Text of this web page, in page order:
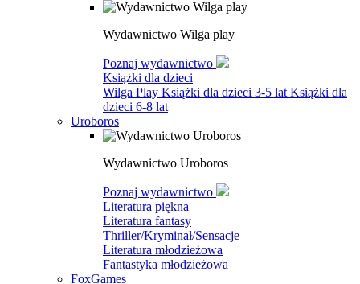
Wydawnictwo Wilga play
Poznaj wydawnictwo
Książki dla dzieci
Wilga Play Książki dla dzieci 3-5 lat Książki dla
dzieci 6-8 lat
Uroboros
Wydawnictwo Uroboros
Poznaj wydawnictwo
Literatura piękna
Literatura fantasy
Thriller/Kryminał/Sensacje
Literatura młodzieżowa
Fantastyka młodzieżowa
FoxGames